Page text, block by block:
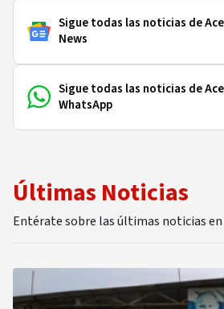
Sigue todas las noticias de
News
Sigue todas las noticias de
WhatsApp